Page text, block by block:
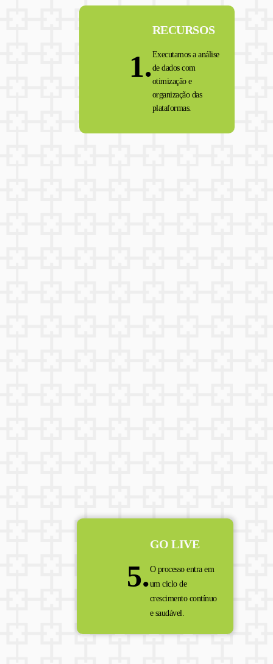
1.
RECURSOS
Executamos a análise
de dados com
otimização e
organização das
plataformas.
5.
GO LIVE
O processo entra em
um ciclo de
crescimento contínuo
e saudável.